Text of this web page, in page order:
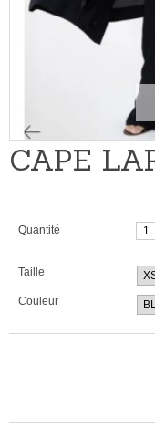
CAPE
Quantité
Taille
Couleur